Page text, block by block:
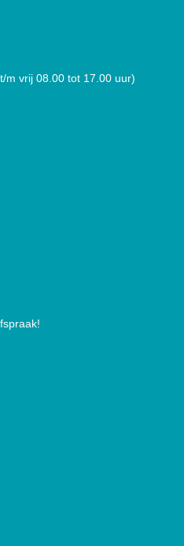
m vrij 08.00 tot 17.00 uur)